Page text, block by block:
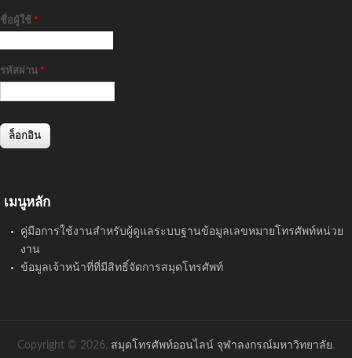
ชื่อผู้ใช้ *
รหัสผ่าน *
เมนูหลัก
คู่มือการใช้งานสำหรับผู้ดูแลระบบฐานข้อมูลเลขหมายโทรศัพท์หน่วย
งาน
ข้อมูลเจ้าหน้าที่ที่มีสิทธิ์จัดการสมุดโทรศัพท์
Copyright © 2026, สมุดโทรศัพท์ออนไลน์ จุฬาลงกรณ์มหาวิทยาลัย.